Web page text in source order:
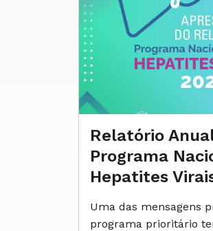
Relatório
Programa
Hepatites
Uma das mensagens
programa prioritário